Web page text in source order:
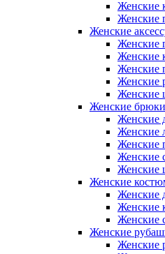
Женские
Женские
Женские
Женские
Женские
Женские
Женские
Женские
Женские брюки
Женские
Женские
Женские
Женские
Женские
Женские
Женские
Женские
Женские
Женские
Женские